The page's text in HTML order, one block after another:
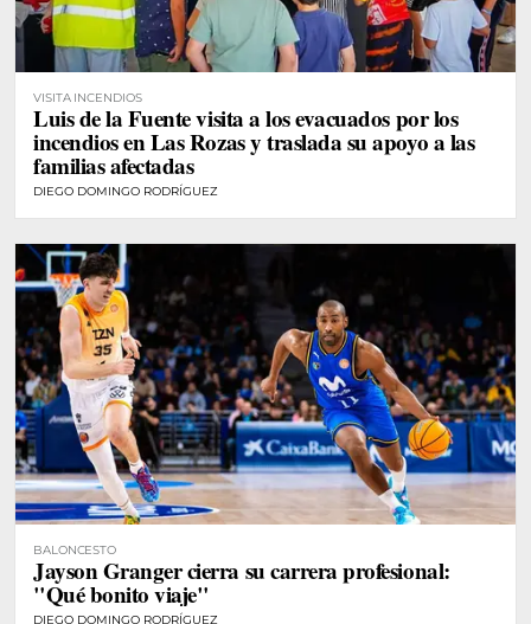
VISITA INCENDIOS
Luis de la Fuente visita a los evacuados por los
incendios en Las Rozas y traslada su apoyo a las
familias afectadas
DIEGO DOMINGO RODRÍGUEZ
BALONCESTO
Jayson Granger cierra su carrera profesional:
"Qué bonito viaje"
DIEGO DOMINGO RODRÍGUEZ